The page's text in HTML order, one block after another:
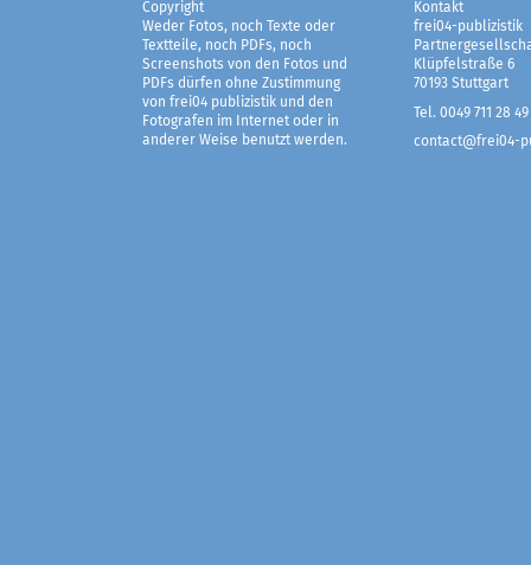
Copyright
Weder Fotos, noch Texte oder
Textteile, noch PDFs, noch
Screenshots von den Fotos und
PDFs dürfen ohne Zustimmung
von frei04 publizistik und den
Fotografen im Internet oder in
anderer Weise benutzt werden.
Kontakt
frei04-publizistik
Klüpfelstraße 6
70193 Stuttgart
Tel. 0049 711 28 49
contact@frei04-